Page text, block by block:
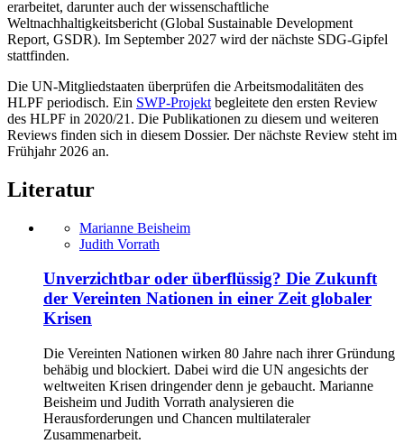
erarbeitet, darunter auch der wissenschaftliche
Weltnachhaltigkeitsbericht (Global Sustainable Development
Report, GSDR). Im September 2027 wird der nächste SDG-Gipfel
stattfinden.
Die UN-Mitgliedstaaten überprüfen die Arbeitsmodalitäten des
HLPF periodisch. Ein SWP-Projekt begleitete den ersten Review
des HLPF in 2020/21. Die Publikationen zu diesem und weiteren
Reviews finden sich in diesem Dossier. Der nächste Review steht im
Frühjahr 2026 an.
Literatur
Marianne Beisheim
Judith Vorrath
Unverzichtbar oder überflüssig? Die Zukunft
der Vereinten Nationen in einer Zeit globaler
Krisen
Die Vereinten Nationen wirken 80 Jahre nach ihrer Gründung
behäbig und blockiert. Dabei wird die UN angesichts der
weltweiten Krisen dringender denn je gebaucht. Marianne
Beisheim und Judith Vorrath analysieren die
Herausforderungen und Chancen multilateraler
Zusammenarbeit.